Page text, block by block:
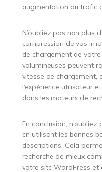
augmentation du trafic
N’oubliez pas non plus
compression de vos
de chargement de votre
volumineuses peuvent
vitesse de chargement,
l’expérience utilisateur
dans les moteurs de
En conclusion,
en utilisant les bonnes
descriptions. Cela
recherche de mieux
votre site WordPress et